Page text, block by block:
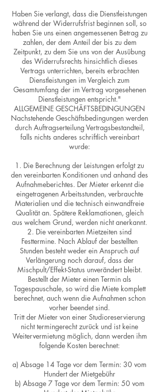
Haben Sie verlangt, dass die Dienstleistungen
während der Widerrufsfrist beginnen soll, so
haben Sie uns einen angemessenen Betrag zu
zahlen, der dem Anteil der bis zu dem
Zeitpunkt, zu dem Sie uns von der Ausübung
des Widerrufsrechts hinsichtlich dieses
Vertrags unterrichten, bereits erbrachten
Dienstleistungen im Vergleich zum
Gesamtumfang der im Vertrag vorgesehenen
Dienstleistungen entspricht."
ALLGEMEINE GESCHÄFTSBEDINGUNGEN
Nachstehende Geschäftsbedingungen werden
durch Auftragserteilung Vertragsbestandteil,
falls nichts anderes schriftlich vereinbart
wurde:
1. Die Berechnung der Leistungen erfolgt zu
den vereinbarten Konditionen und anhand des
Aufnahmeberichtes. Der Mieter erkennt die
eingetragenen Arbeitsstunden, verbrauchte
Materialien und die technisch einwandfreie
Qualität an. Spätere Reklamationen, gleich
aus welchem Grund, werden nicht anerkannt.
2. Die vereinbarten Mietzeiten sind
Festtermine. Nach Ablauf der bestellten
Stunden besteht weder ein Anspruch auf
Verlängerung noch darauf, dass der
Mischpult/Effekt-Status unverändert bleibt.
Bestellt der Mieter einen Termin als
Tagespauschale, so wird die Miete komplett
berechnet, auch wenn die Aufnahmen schon
vorher beendet sind.
Tritt der Mieter von einer Studioreservierung
nicht termingerecht zurück und ist keine
Weitervermietung möglich, dann werden ihm
folgende Kosten berechnet:
a) Absage 14 Tage vor dem Termin: 30 vom
Hundert der Mietgebühr
b) Absage 7 Tage vor dem Termin: 50 vom